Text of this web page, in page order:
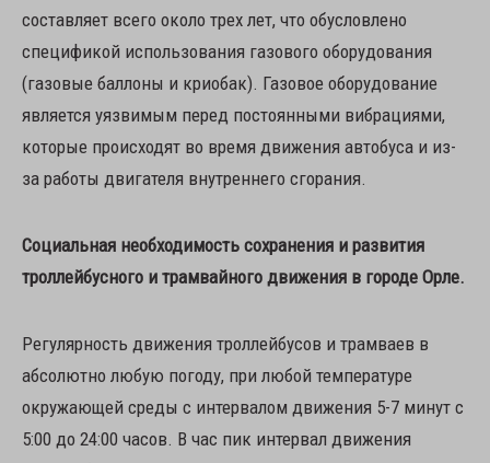
составляет всего около трех лет, что обусловлено
спецификой использования газового оборудования
(газовые баллоны и криобак). Газовое оборудование
является уязвимым перед постоянными вибрациями,
которые происходят во время движения автобуса и из-
за работы двигателя внутреннего сгорания.
Социальная необходимость сохранения и развития
троллейбусного и трамвайного движения в городе Орле.
Регулярность движения троллейбусов и трамваев в
абсолютно любую погоду, при любой температуре
окружающей среды с интервалом движения 5-7 минут с
5:00 до 24:00 часов. В час пик интервал движения